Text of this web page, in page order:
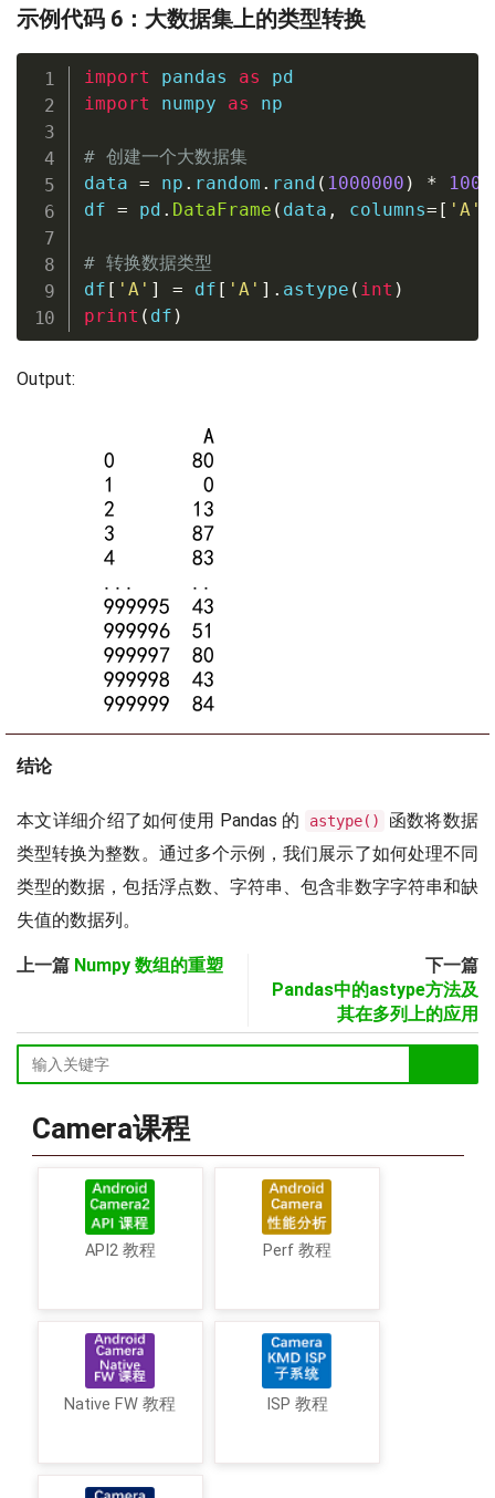
示例代码 6：大数据集上的类型转换
import pandas as
import numpy as np
# 创建一个大数据集
data = np . random . rand ( 1000000 ) *
100
df = pd . DataFrame ( data , columns= [ 'A'
# 转换数据类型
df [ 'A' ] = df [ 'A' ] . astype ( int )
print ( df )
Output:
结论
本文详细介绍了如何使用 Pandas 的 astype()
函数将数据
类型转换为整数。通过多个示例，我们展示了如何处理不同
类型的数据，包括浮点数、字符串、包含非数字字符串和缺
失值的数据列。
上一篇 Numpy 数组的重塑
下一篇
Pandas中的astype方法及
其在多列上的应用
Camera课程
API2 教程 Perf 教程
Native FW 教程 ISP 教程